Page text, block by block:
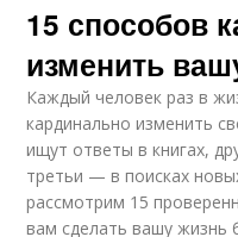
15 способов
изменить
Каждый человек раз в
кардинально изменить
ищут ответы в книгах,
третьи — в поисках
рассмотрим 15
вам сделать вашу жизнь